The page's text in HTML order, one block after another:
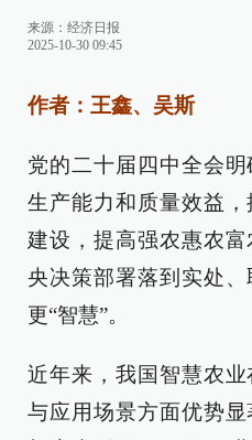
来源： 经济日报
2025-10-30 09:45
作者：王鑫、吴斯
党的二十届四中全会
生产能力和质量效益
建设，提高强农惠农
央决策部署落到实处
更“智慧”。
近年来，我国智慧农
与应用场景方面优势